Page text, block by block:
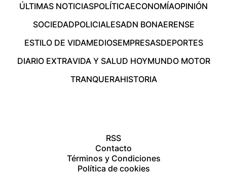
ÚLTIMAS NOTICIASPOLÍTICAECONOMÍAOPINIÓN
SOCIEDADPOLICIALESADN BONAERENSE
ESTILO DE VIDAMEDIOSEMPRESASDEPORTES
DIARIO EXTRAVIDA Y SALUD HOYMUNDO MOTOR
TRANQUERAHISTORIA
RSS
Contacto
Términos y Condiciones
Política de cookies